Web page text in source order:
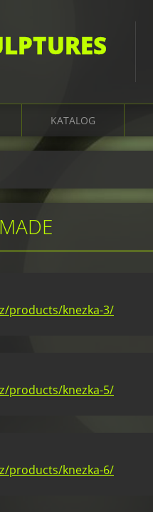
KATALOG
products/knezka-3/
products/knezka-5/
products/knezka-6/